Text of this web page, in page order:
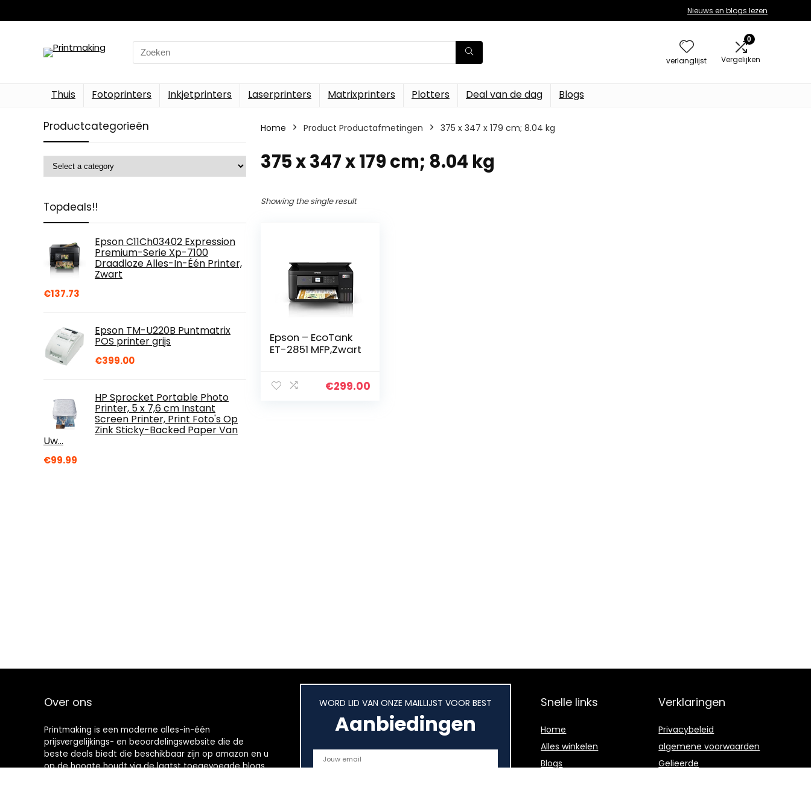
Nieuws en blogs lezen
Search
for:
verlanglijst
0
Vergelijken
Thuis Fotoprinters Inkjetprinters Laserprinters Matrixprinters Plotters Deal van de dag Blogs
Productcategorieën
Topdeals!!
Epson C11Ch03402 Expression
Premium-Serie Xp-7100
Draadloze Alles-In-Één Printer,
Zwart
€137.73
Epson TM-U220B Puntmatrix
POS printer grijs
€399.00
HP Sprocket Portable Photo
Printer, 5 x 7,6 cm Instant
Screen Printer, Print Foto's Op
Zink Sticky-Backed Paper Van
Uw…
€99.99
Home Product Productafmetingen ‎375 x 347 x 179 cm; 8.04 kg
‎375 x 347 x 179 cm; 8.04 kg
Showing the single result
Epson – EcoTank
ET-2851 MFP,Zwart
€299.00
Over ons
Printmaking is een moderne alles-in-één
prijsvergelijkings- en beoordelingswebsite die de
beste deals biedt die beschikbaar zijn op amazon en u
op de hoogte houdt via de laatst toegevoegde blogs.
WORD LID VAN ONZE MAILLIJST VOOR BEST
Aanbiedingen
Snelle links
Home
Alles winkelen
Blogs
Verklaringen
Privacybeleid
algemene voorwaarden
Gelieerde